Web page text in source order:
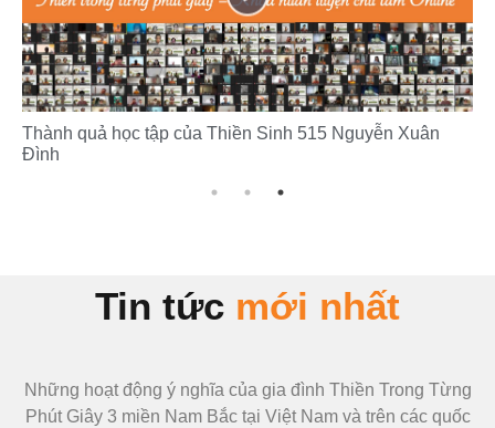
CHIA SẺ CẢM NHẬN THIỀN SINH K28 ONLINE
Tin tức mới nhất
Những hoạt động ý nghĩa của gia đình Thiền Trong Từng
Phút Giây 3 miền Nam Bắc tại Việt Nam và trên các quốc